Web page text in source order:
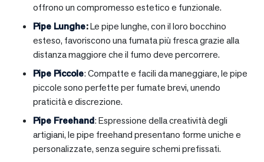
offrono un compromesso estetico e funzionale.
Pipe Lunghe:Le pipe lunghe, con il loro bocchino
esteso, favoriscono una fumata più fresca grazie alla
distanza maggiore che il fumo deve percorrere.
Pipe Piccole: Compatte e facili da maneggiare, le pipe
piccole sono perfette per fumate brevi, unendo
praticità e discrezione.
Pipe Freehand: Espressione della creatività degli
artigiani, le pipe freehand presentano forme uniche e
personalizzate, senza seguire schemi prefissati.